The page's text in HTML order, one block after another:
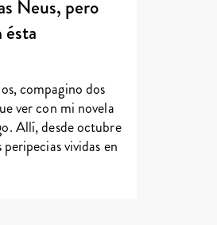
Neus, pero
ésta
compagino dos
ver con mi novela
Allí, desde octubre
vividas en